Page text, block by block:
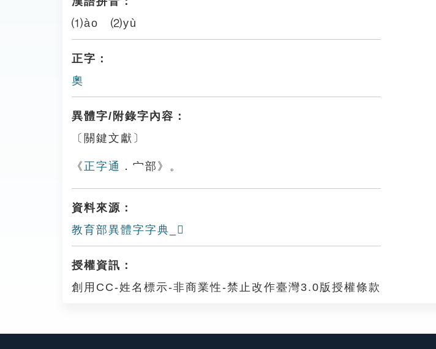
⑴ào ⑵yù
正字：
奧
異體字/附錄字內容：
〔關鍵文獻〕
《 正字通 ．宀部》。
資料來源：
教育部異體字字典_𡪃
授權資訊：
創用CC-姓名標示-非商業性-禁止改作臺灣3.0版授權條款